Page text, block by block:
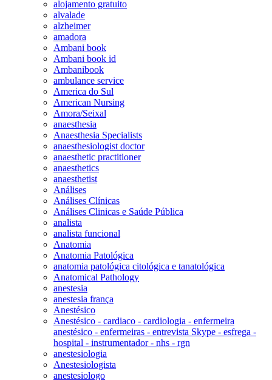
alojamento gratuito
alvalade
alzheimer
amadora
Ambani book
Ambani book id
Ambanibook
ambulance service
America do Sul
American Nursing
Amora/Seixal
anaesthesia
Anaesthesia Specialists
anaesthesiologist doctor
anaesthetic practitioner
anaesthetics
anaesthetist
Análises
Análises Clínicas
Análises Clinicas e Saúde Pública
analista
analista funcional
Anatomia
Anatomia Patológica
anatomia patológica citológica e tanatológica
Anatomical Pathology
anestesia
anestesia frança
Anestésico
Anestésico - cardiaco - cardiologia - enfermeira
anestésico - enfermeiras - entrevista Skype - esfrega -
hospital - instrumentador - nhs - rgn
anestesiologia
Anestesiologista
anestesiologo